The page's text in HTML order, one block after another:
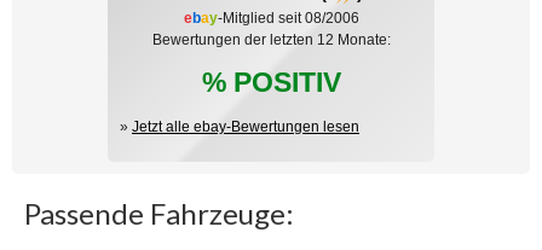
ebay-Mitglied seit 08/2006
Bewertungen der letzten 12 Monate:
% POSITIV
» Jetzt alle ebay-Bewertungen lesen
Passende Fahrzeuge: